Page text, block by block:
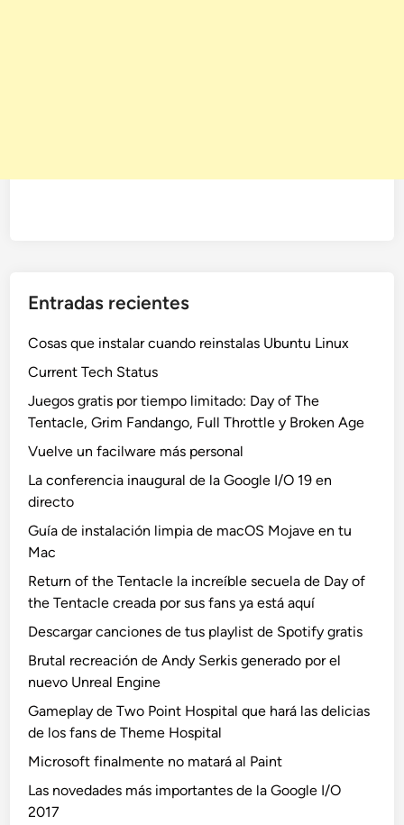
Entradas recientes
Cosas que instalar cuando reinstalas Ubuntu Linux
Current Tech Status
Juegos gratis por tiempo limitado: Day of The
Tentacle, Grim Fandango, Full Throttle y Broken Age
Vuelve un facilware más personal
La conferencia inaugural de la Google I/O 19 en
directo
Guía de instalación limpia de macOS Mojave en tu
Mac
Return of the Tentacle la increíble secuela de Day of
the Tentacle creada por sus fans ya está aquí
Descargar canciones de tus playlist de Spotify gratis
Brutal recreación de Andy Serkis generado por el
nuevo Unreal Engine
Gameplay de Two Point Hospital que hará las delicias
de los fans de Theme Hospital
Microsoft finalmente no matará al Paint
Las novedades más importantes de la Google I/O
2017